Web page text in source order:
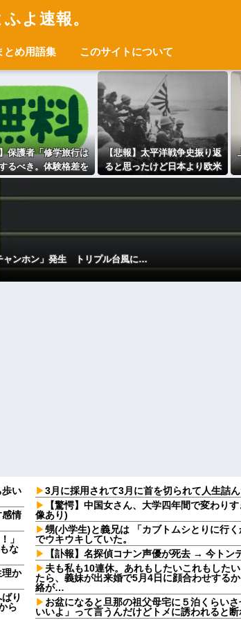
よ速報。
とめ用語集 このサイトについて
保護者「修学旅行は
るべき。体験格差を
するのか」←これ
【悲報】太平洋戦争史振り返
ると思ったけど日本より欧米
が諸悪の根源やん
ャンホン」発生 トリプル台風に…
歩い
感情
」
な
理か
り
ら
3月に採用されて3月に首を切られて人生詰
【驚愕】中国女さん、大学四年間で変わり
像あり)
甥(小学生)と義兄は 「カブトムシとりに行
でウキウキしていた。
【訃報】名探偵コナン声優が死去 → 今トン
夫も私も10連休。あれもしたいこれもした
たら、義妹が出来婚で5月4日に顔合わせする
絡が…
お盆になると旦那の祖父母宅に５泊くらい
いいよ」って言うんだけどトメに誘われると